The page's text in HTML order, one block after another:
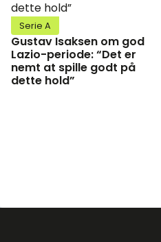
Serie A
Gustav Isaksen om god
Lazio-periode: “Det er
nemt at spille godt på
dette hold”